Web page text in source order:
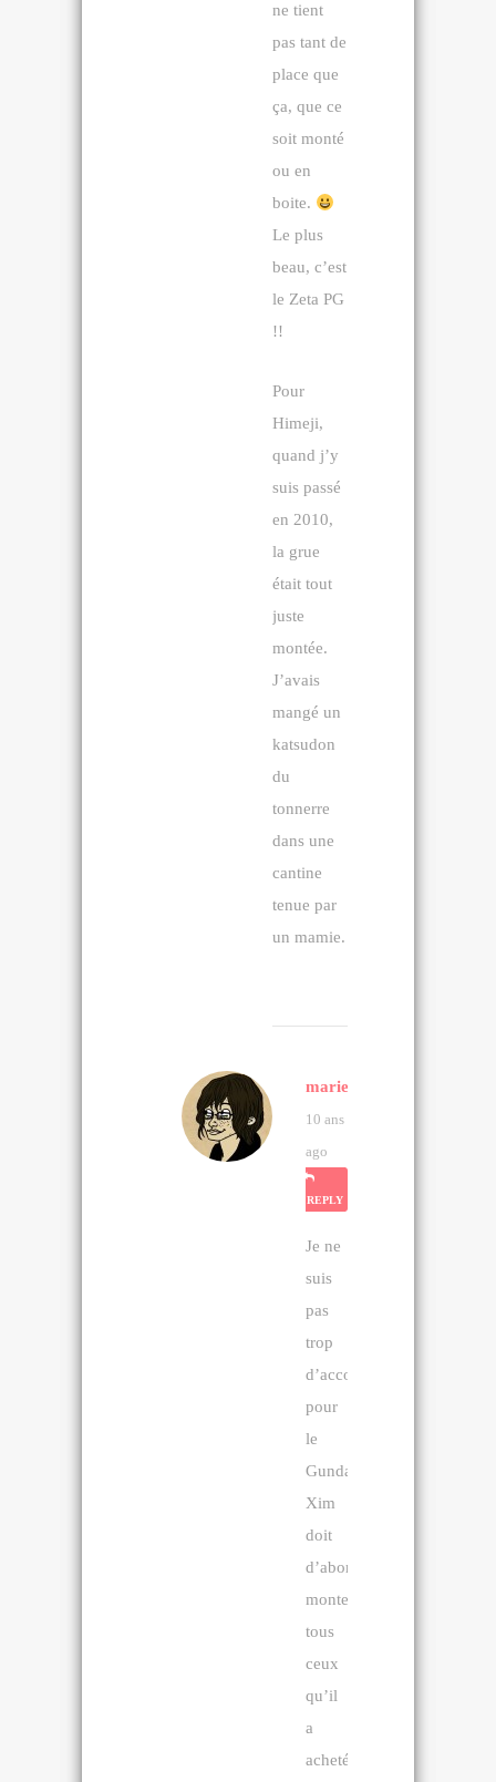
ne tient
pas tant de
place que
ça, que ce
soit monté
ou en
boite.
Le plus
beau, c’est
le Zeta PG
!!
Pour
Himeji,
quand j’y
suis passé
en 2010,
la grue
était tout
juste
montée.
J’avais
mangé un
katsudon
du
tonnerre
dans une
cantine
tenue par
un mamie.
marie
10 ans
ago
REPLY
Je ne
suis
pas
trop
d’accord,
pour
le
Gundam.
Xim
doit
d’abord
monter
tous
ceux
qu’il
a
acheté